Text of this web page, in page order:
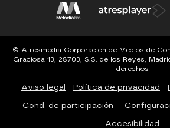
© Atresmedia Corporación de Medios de
Graciosa 13, 28703, S.S. de los Reyes,
derechos
Aviso legal Política de privacidad
Cond. de participación
Accesibilidad